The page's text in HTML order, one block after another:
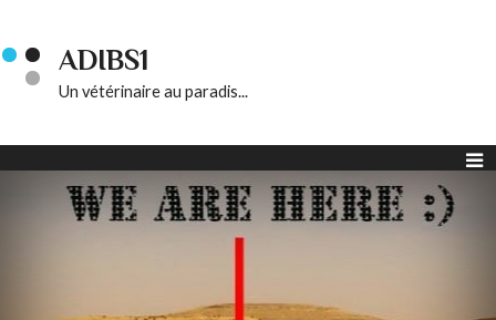
ADIBS1
Un vétérinaire au paradis...